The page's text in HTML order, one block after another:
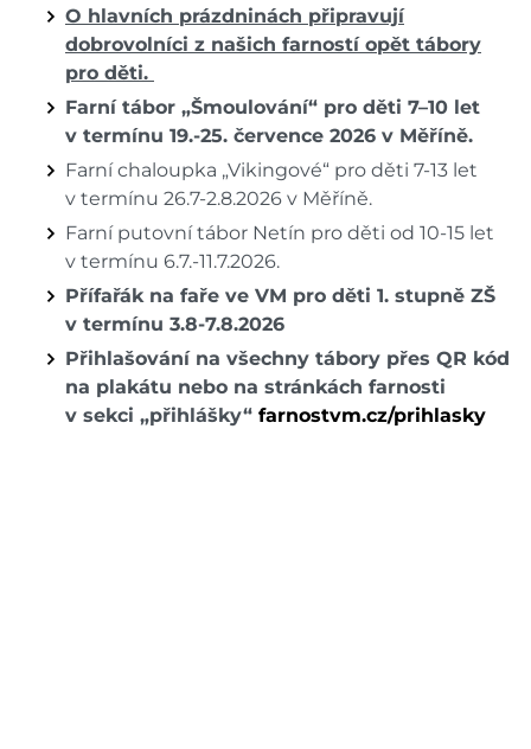
O hlavních prázdninách připravují
dobrovolníci z našich farností opět tábory
pro děti.
Farní tábor „Šmoulování“ pro děti 7–10 let
v termínu 19.-25. července 2026 v Měříně.
Farní chaloupka „Vikingové“ pro děti 7-13 let
v termínu 26.7-2.8.2026 v Měříně.
Farní putovní tábor Netín pro děti od 10-15 let
v termínu 6.7.-11.7.2026.
Přífařák na faře ve VM pro děti 1. stupně ZŠ
v termínu 3.8-7.8.2026
Přihlašování na všechny tábory přes QR kód
na plakátu nebo na stránkách farnosti
v sekci „přihlášky“ farnostvm.cz/prihlasky